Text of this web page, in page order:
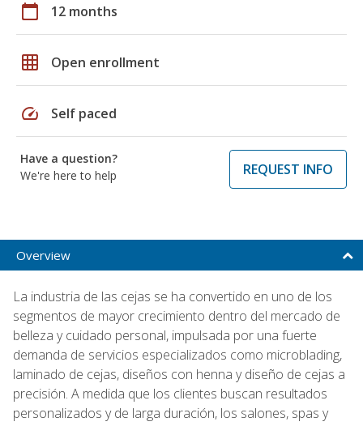
calendar_today 12 months
grid_on Open enrollment
speed Self paced
Have a question?
We're here to help
REQUEST INFO
Overview
La industria de las cejas se ha convertido en uno de los
segmentos de mayor crecimiento dentro del mercado de
belleza y cuidado personal, impulsada por una fuerte
demanda de servicios especializados como microblading,
laminado de cejas, diseños con henna y diseño de cejas a
precisión. A medida que los clientes buscan resultados
personalizados y de larga duración, los salones, spas y